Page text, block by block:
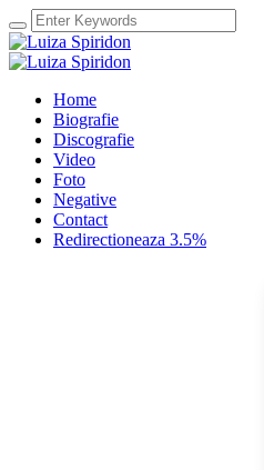
Home
Biografie
Discografie
Video
Foto
Negative
Contact
Redirectioneaza 3.5%